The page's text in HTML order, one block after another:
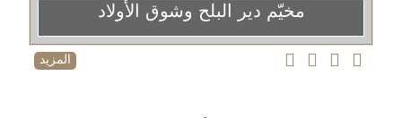
مخيّم دير البلح وشوق الأولاد
المزيد